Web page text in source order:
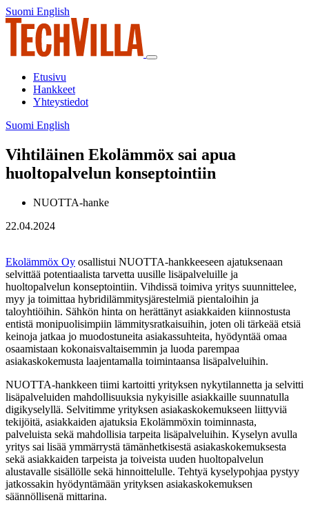
Siirry
sisältöön
Suomi Suomi
English
Päävalikko
Etusivu
Hankkeet
Yhteystiedot
Suomi Suomi
English
Vihtiläinen Ekolämmöx sai apua
huoltopalvelun konseptointiin
NUOTTA-hanke
22.04.2024
Ekolämmöx Oy osallistui NUOTTA-hankkeeseen ajatuksenaan
selvittää potentiaalista tarvetta uusille lisäpalveluille ja
huoltopalvelun konseptointiin. Vihdissä toimiva yritys suunnittelee,
myy ja toimittaa hybridilämmitysjärestelmiä pientaloihin ja
taloyhtiöihin. Sähkön hinta on herättänyt asiakkaiden kiinnostusta
entistä monipuolisimpiin lämmitysratkaisuihin, joten oli tärkeää etsiä
keinoja jatkaa jo muodostuneita asiakassuhteita, hyödyntää omaa
osaamistaan kokonaisvaltaisemmin ja luoda parempaa
asiakaskokemusta laajentamalla toimintaansa lisäpalveluihin.
NUOTTA-hankkeen tiimi kartoitti yrityksen nykytilannetta ja selvitti
lisäpalveluiden mahdollisuuksia nykyisille asiakkaille suunnatulla
digikyselyllä. Selvitimme yrityksen asiakaskokemukseen liittyviä
tekijöitä, asiakkaiden ajatuksia Ekolämmöxin toiminnasta,
palveluista sekä mahdollisia tarpeita lisäpalveluihin. Kyselyn avulla
yritys sai lisää ymmärrystä tämänhetkisestä asiakaskokemuksesta
sekä asiakkaiden tarpeista ja toiveista uuden huoltopalvelun
alustavalle sisällölle sekä hinnoittelulle. Tehtyä kyselypohjaa pystyy
jatkossakin hyödyntämään yrityksen asiakaskokemuksen
säännöllisenä mittarina.